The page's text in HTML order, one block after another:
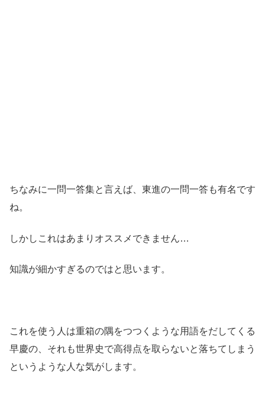
ちなみに一問一答集と言えば、東進の一問一答も有名です
ね。
しかしこれはあまりオススメできません…
知識が細かすぎるのではと思います。
これを使う人は重箱の隅をつつくような用語をだしてくる
早慶の、それも世界史で高得点を取らないと落ちてしまう
というような人な気がします。